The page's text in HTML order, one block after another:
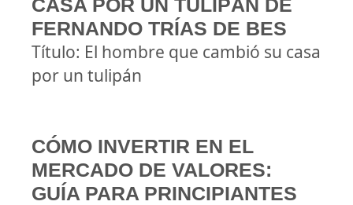
CASA POR UN TULIPÁN DE
FERNANDO TRÍAS DE BES
Título: El hombre que cambió su casa
por un tulipán
CÓMO INVERTIR EN EL
MERCADO DE VALORES:
GUÍA PARA PRINCIPIANTES